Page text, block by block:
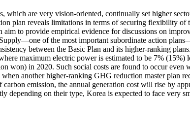
are very vision-oriented, continually set higher
plan reveals limitations in terms of securing flexibility of
aim to provide empirical evidence for discussions on
of the most important subordinate action
between the Basic Plan and its higher-ranking
maximum electric power is estimated to be 7% (15%)
in 2020. Such social costs are found to occur even
another higher-ranking GHG reduction master plan
emission, the annual generation cost will rise by
depending on their type, Korea is expected to face very